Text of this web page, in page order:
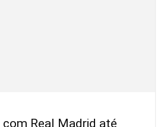
com Real Madrid até